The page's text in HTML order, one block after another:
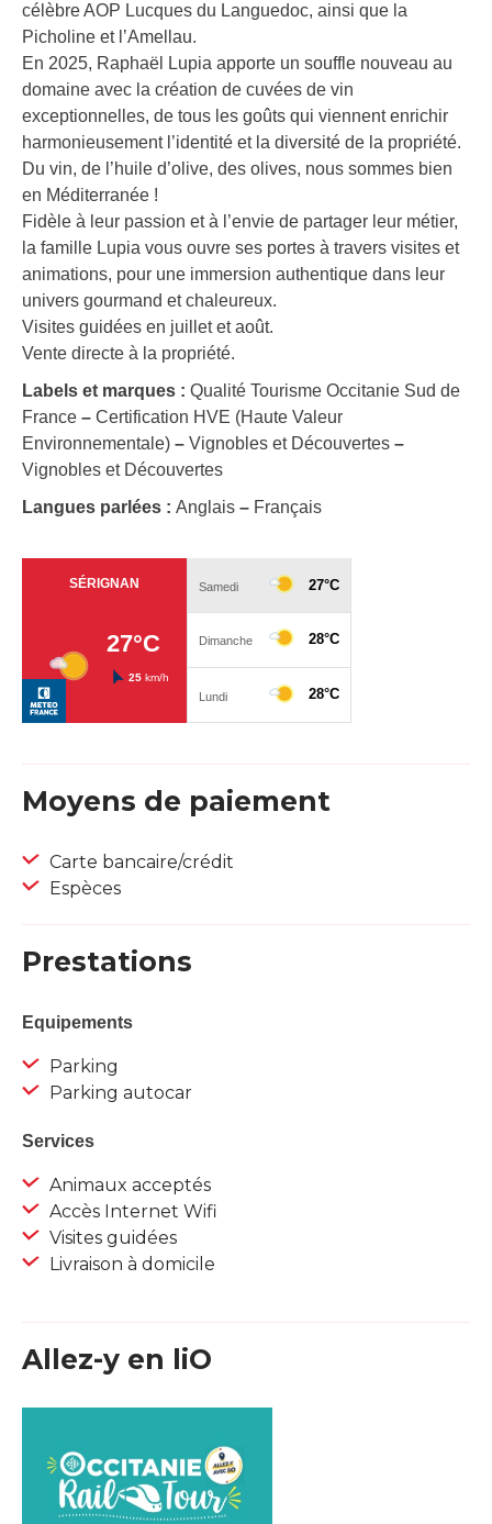
célèbre AOP Lucques du Languedoc, ainsi que la
Picholine et l’Amellau.
En 2025, Raphaël Lupia apporte un souffle nouveau au
domaine avec la création de cuvées de vin
exceptionnelles, de tous les goûts qui viennent enrichir
harmonieusement l’identité et la diversité de la propriété.
Du vin, de l’huile d’olive, des olives, nous sommes bien
en Méditerranée !
Fidèle à leur passion et à l’envie de partager leur métier,
la famille Lupia vous ouvre ses portes à travers visites et
animations, pour une immersion authentique dans leur
univers gourmand et chaleureux.
Visites guidées en juillet et août.
Vente directe à la propriété.
Labels et marques : Qualité Tourisme Occitanie Sud de
France – Certification HVE (Haute Valeur
Environnementale) – Vignobles et Découvertes –
Vignobles et Découvertes
Langues parlées : Anglais – Français
Moyens de paiement
Carte bancaire/crédit
Espèces
Prestations
Equipements
Parking
Parking autocar
Services
Animaux acceptés
Accès Internet Wifi
Visites guidées
Livraison à domicile
Allez-y en liO